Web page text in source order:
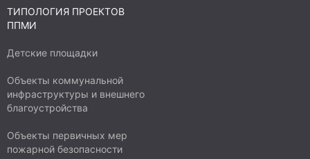
ТИПОЛОГИЯ ПРОЕКТОВ
ППМИ
Детские площадки
Объекты коммунальной
инфраструктуры и внешнего
благоустройства
Объекты первичных мер
пожарной безопасности